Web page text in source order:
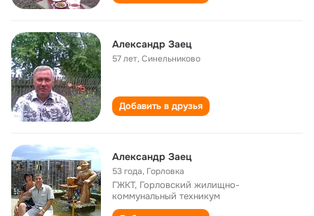
Александр Заец
57 лет,Синельниково
Добавить в друзья
Александр Заец
53 года, Горловка
ГЖКТ, Горловский жилищно-
коммунальный техникум